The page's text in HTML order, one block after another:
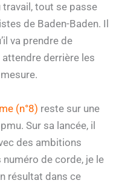
travail, tout se passe
de Baden-Baden. Il
va prendre de
attendre derrière les
(n°8) reste sur une
Sur sa lancée, il
des ambitions
de corde, je le
résultat dans ce